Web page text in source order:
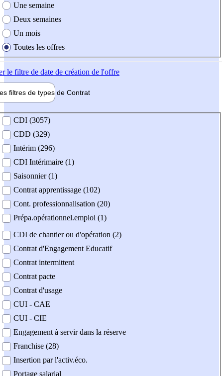
Une semaine
Deux semaines
Un mois
Toutes les offres
le filtre de date de création de l'offre
filtres de types de Contrat
contrat
CDI (3057)
CDD (329)
Intérim (296)
CDI Intérimaire (1)
Saisonnier (1)
Contrat apprentissage (102)
Cont. professionnalisation (20)
Prépa.opérationnel.emploi (1)
CDI de chantier ou d'opération (2)
Contrat d'Engagement Educatif
Contrat intermittent
Contrat pacte
Contrat d'usage
CUI - CAE
CUI - CIE
Engagement à servir dans la réserve
Franchise (28)
Insertion par l'activ.éco.
Portage salarial